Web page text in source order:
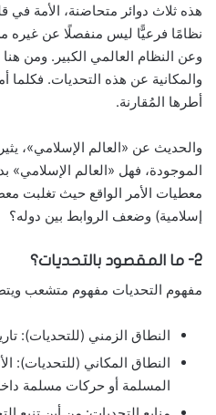
هذه ثلاث دوائر متحاضنة، الأمة في
نظامًا فرعيًّا ليس منفصلًا عن غيره
وعن النظام العالمي الكبير. ومن هنا
والمكانية عن هذه التحديات.
أطرها المُقارنة.
والحديث عن «العالم الإسلامي»،
الموجودة، فهل «العالم الإسلامي»
معطيات الأمر الواقع حيث تغلبت
إسلامية) وضعف الروابط بين دوله؟
2- ما المقصود بالتحديات؟
مفهوم التحديات مفهوم متشعب
النطاق الزمني (للتحديات):
النطاق المكاني (للتحديات):
المسلمة أو حركات مسلمة